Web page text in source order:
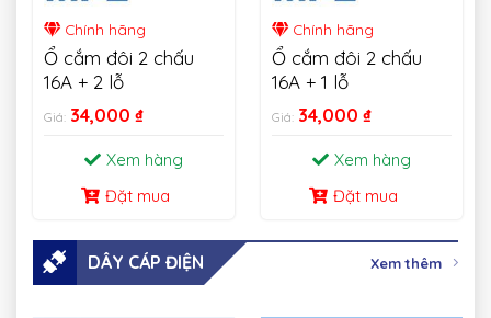
Chính hãng
Ổ cắm đôi 2 chấu
16A + 2 lỗ
Giá: 34,000 ₫
Xem hàng
Đặt mua
Chính hãng
Ổ cắm đôi 2 chấu
16A + 1 lỗ
Giá: 34,000 ₫
Xem hàng
Đặt mua
DÂY CÁP ĐIỆN Xem thêm